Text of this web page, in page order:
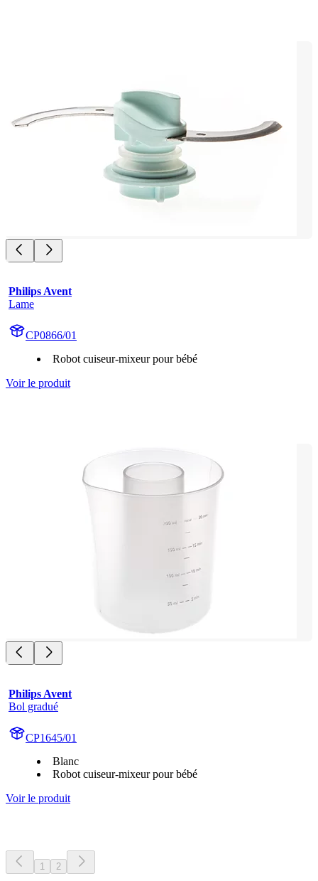
Philips Avent
Lame
CP0866/01
Robot cuiseur-mixeur pour bébé
Voir le produit
Philips Avent
Bol gradué
CP1645/01
Blanc
Robot cuiseur-mixeur pour bébé
Voir le produit
1 2